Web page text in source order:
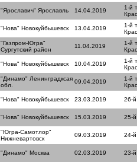
"Ярославич" Ярославль 14.04.2019
1-й
"Нова" Новокуйбышевск 13.04.2019
1-й
"Газпром-Югра"
Сургутский район
11.04.2019
1-й
"Нова" Новокуйбышевск 10.04.2019
1-й
"Динамо" Ленинградксая
обл.
09.04.2019
1-й
"Нова" Новокуйбышевск 23.03.2019 26-й
"Нова" Новокуйбышевск 15.03.2019 25-й
"Югра-Самотлор"
Нижневартовск
09.03.2019 24-й
"Динамо" Москва 02.03.2019 23-й